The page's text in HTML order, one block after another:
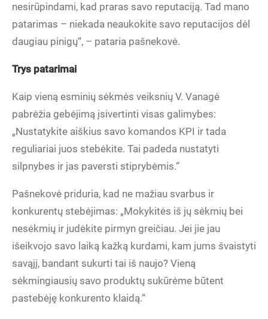
nesirūpindami, kad praras savo reputaciją. Tad mano
patarimas – niekada neaukokite savo reputacijos dėl
daugiau pinigų“, – pataria pašnekovė.
Trys patarimai
Kaip vieną esminių sėkmės veiksnių V. Vanagė
pabrėžia gebėjimą įsivertinti visas galimybes:
„Nustatykite aiškius savo komandos KPI ir tada
reguliariai juos stebėkite. Tai padeda nustatyti
silpnybes ir jas paversti stiprybėmis.“
Pašnekovė priduria, kad ne mažiau svarbus ir
konkurentų stebėjimas: „Mokykitės iš jų sėkmių bei
nesėkmių ir judėkite pirmyn greičiau. Jei jie jau
išeikvojo savo laiką kažką kurdami, kam jums švaistyti
savąjį, bandant sukurti tai iš naujo? Vieną
sėkmingiausių savo produktų sukūrėme būtent
pastebėję konkurento klaidą.“